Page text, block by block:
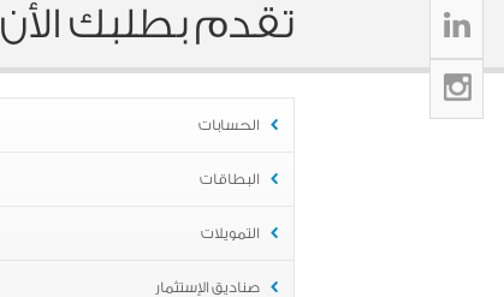
تقدم بطلبك الأن
الحسابات
البطاقات
التمويلات
صناديق الإستثمار